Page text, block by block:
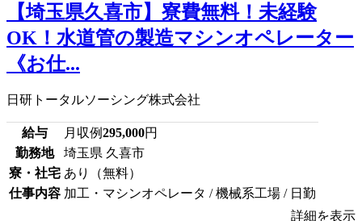
【埼玉県久喜市】寮費無料！未経験
OK！水道管の製造マシンオペレーター
《お仕...
日研トータルソーシング株式会社
給与 月収例295,000円
勤務地
埼玉県 久喜市
寮・社宅 あり（無料）
仕事内容 加工・マシンオペレータ / 機械系工場 / 日勤
詳細を表示